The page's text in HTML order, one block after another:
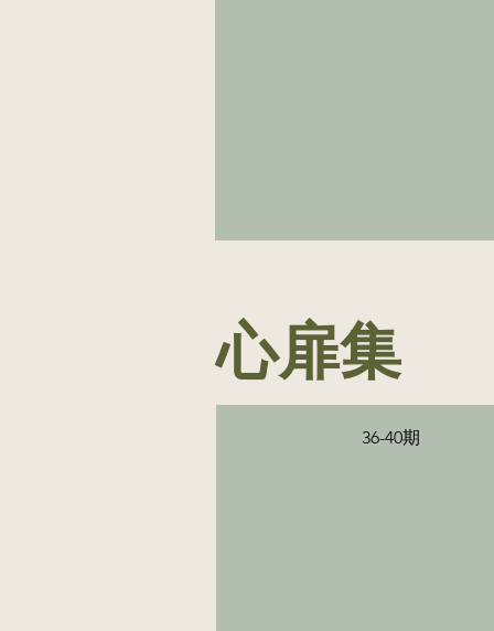
心扉集
36-40期